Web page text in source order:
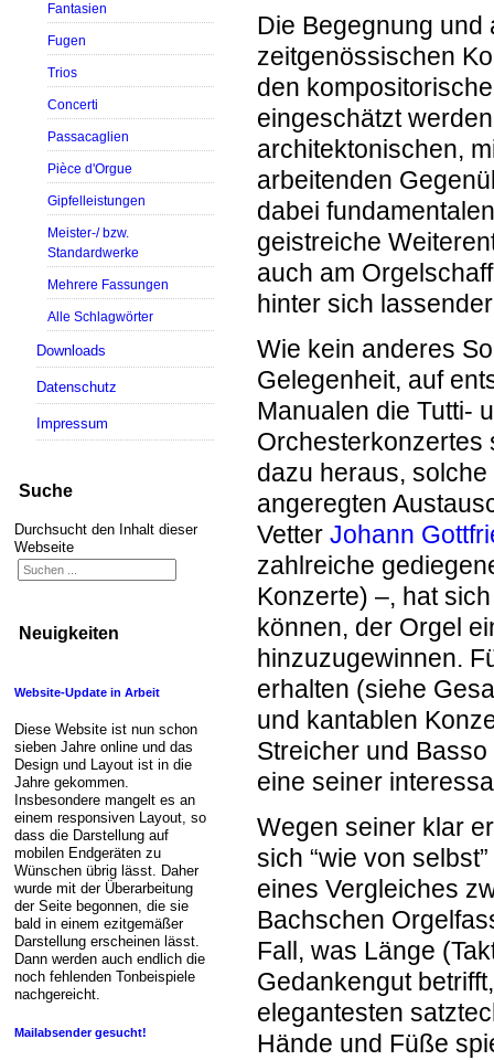
Fantasien
Fugen
Trios
Concerti
Passacaglien
Pièce d'Orgue
Gipfelleistungen
Meister-/ bzw.
Standardwerke
Mehrere Fassungen
Alle Schlagwörter
Downloads
Datenschutz
Impressum
Suche
Durchsucht den Inhalt dieser
Webseite
Neuigkeiten
Website-Update in Arbeit
Diese Website ist nun schon
sieben Jahre online und das
Design und Layout ist in die
Jahre gekommen.
Insbesondere mangelt es an
einem responsiven Layout, so
dass die Darstellung auf
mobilen Endgeräten zu
Wünschen übrig lässt. Daher
wurde mit der Überarbeitung
der Seite begonnen, die sie
bald in einem ezitgemäßer
Darstellung erscheinen lässt.
Dann werden auch endlich die
noch fehlenden Tonbeispiele
nachgereicht.
Mailabsender gesucht!
Die Begegnung und
zeitgenössischen
den
eingeschätzt
architektonischen,
arbeitenden
dabei
geistreiche
auch am
hinter sich
Wie kein anderes
Gelegenheit, auf
Manualen die Tutti-
Orchesterkonzertes
dazu heraus,
angeregten
Vetter Johann
zahlreiche
Konzerte) –, hat
können, der Orgel
hinzuzugewinnen.
erhalten (siehe
und kantablen
Streicher und
eine seiner
Wegen seiner klar
sich “wie von
eines Vergleiches
Bachschen
Fall, was Länge
Gedankengut
elegantesten
Hände und Füße